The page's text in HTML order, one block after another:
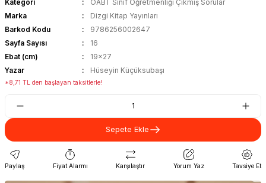
Kategori
ÖABT Sınıf Öğretmenliği Çıkmış Sorular
Marka
Dizgi Kitap Yayınları
Barkod Kodu
9786256002647
Sayfa Sayısı
16
Ebat (cm)
19x27
Yazar
Hüseyin Küçüksubaşı
*8,71 TL den başlayan taksitlerle!
Sepete Ekle
Paylaş Fiyat Alarmı Karşılaştır Yorum Yaz Tavsiye Et